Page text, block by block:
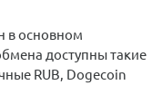
в основном
доступны такие
RUB, Dogecoin